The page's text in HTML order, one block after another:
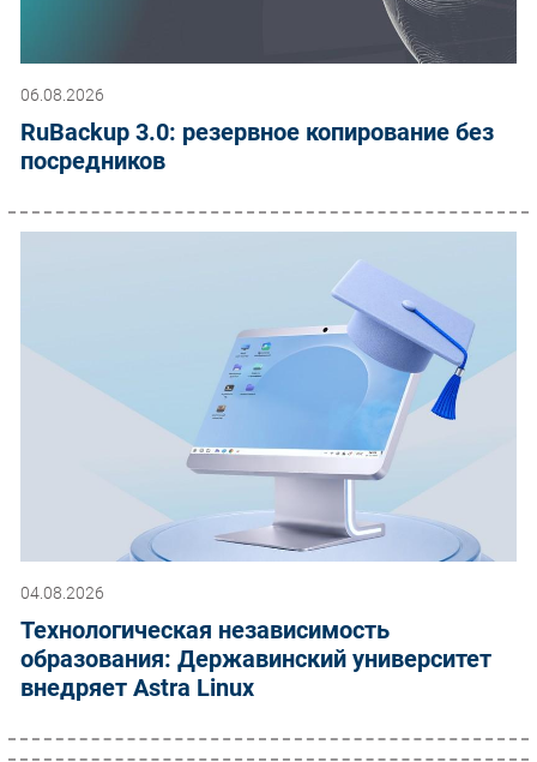
06.08.2026
RuBackup 3.0: резервное копирование без
посредников
04.08.2026
Технологическая независимость
образования: Державинский университет
внедряет Astra Linux